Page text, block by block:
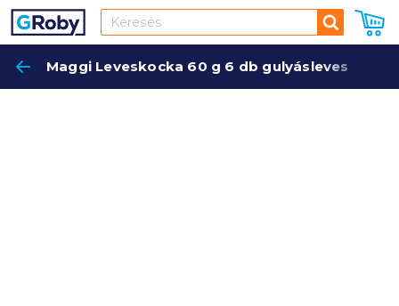
Keresés
Maggi Leveskocka 60 g 6 db gulyásleves